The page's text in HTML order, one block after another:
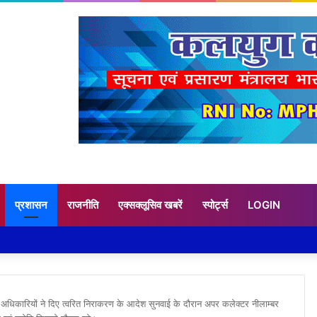
प्रशासन राजनीति एक्सक्लूसिव खबरें स्पोर्ट्स LOGIN
ने दिए त्वरित निराकरण के आदेश सुनवाई के दौरान अपर कलेक्टर नीलाम्बर